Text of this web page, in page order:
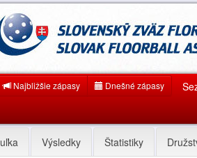
Najbližšie zápasy Dnešné zápasy
Výsledky Štatistiky